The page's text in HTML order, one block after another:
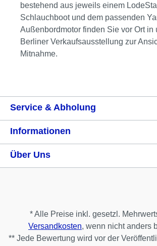
bestehend aus jeweils einem
Schlauchboot und dem passenden
Außenbordmotor finden Sie vor Ort in
Berliner Verkaufsausstellung zur
Mitnahme.
Service & Abholung
Informationen
Über Uns
* Alle Preise inkl. gesetzl.
Versandkosten, wenn nicht anders
** Jede Bewertung wird vor der